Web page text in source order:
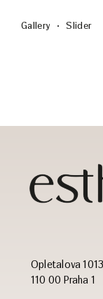
Gallery Slider
Opletalova
110 00 Praha 1